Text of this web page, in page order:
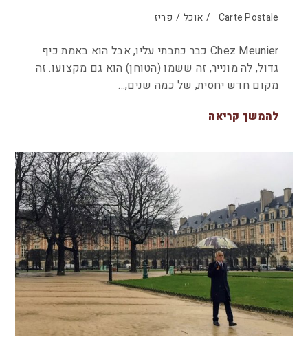
Carte Postale
/ אוכל / פריז
Chez Meunier כבר כתבתי עליו, אבל הוא באמת כיף
גדול, לה מונייר, זה ששמו (הטוחן) הוא גם מקצועו. זה
מקום חדש יחסית, של כמה שנים,…
להמשך קריאה